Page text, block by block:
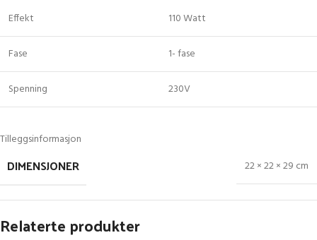
Effekt
110 Watt
Fase 1- fase
Spenning 230V
Tilleggsinformasjon
DIMENSJONER 22 × 22 × 29 cm
Relaterte produkter